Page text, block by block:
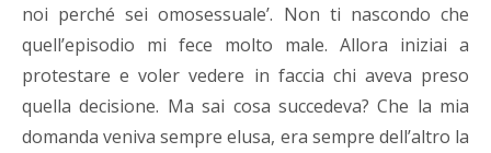
noi perché sei omosessuale’. Non ti nascondo che
quell’episodio mi fece molto male. Allora iniziai a
protestare e voler vedere in faccia chi aveva preso
quella decisione. Ma sai cosa succedeva? Che la mia
domanda veniva sempre elusa, era sempre dell’altro la